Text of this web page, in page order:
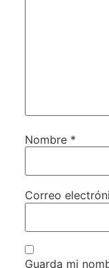
Nombre *
Correo
Guarda mi